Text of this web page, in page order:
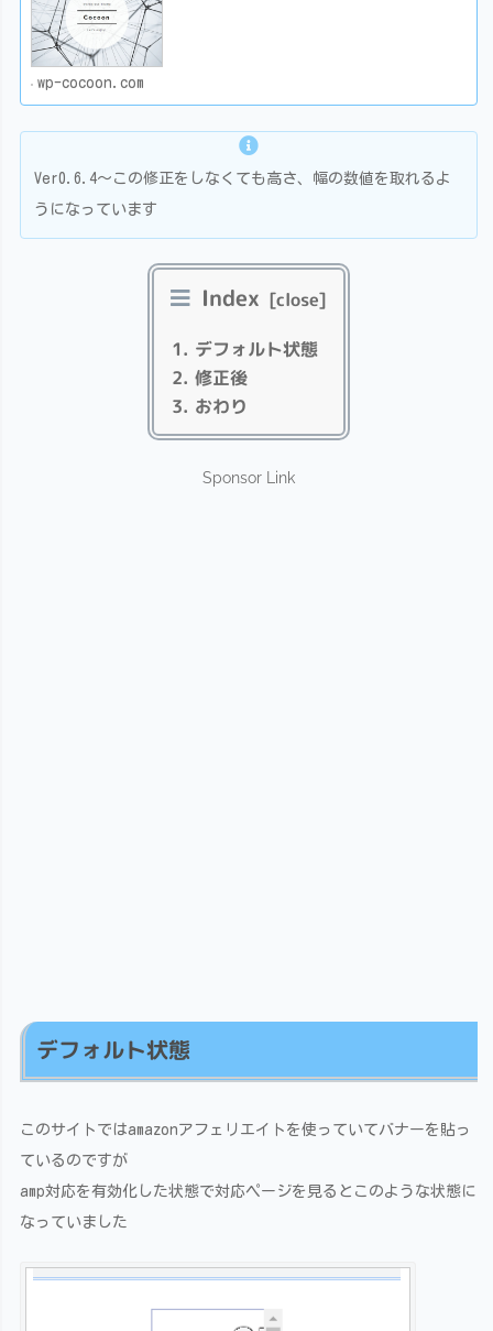
wp-cocoon.com
Ver0.6.4～この修正をしなくても高さ、幅の数値を取れるよ
うになっています
Index
デフォルト状態
修正後
おわり
Sponsor Link
デフォルト状態
このサイトではamazonアフェリエイトを使っていてバナーを貼っ
ているのですが
amp対応を有効化した状態で対応ページを見るとこのような状態に
なっていました